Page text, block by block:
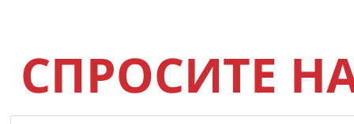
СПРОСИТЕ